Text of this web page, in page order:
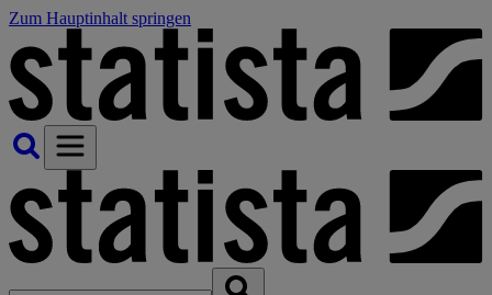
Zum Hauptinhalt springen